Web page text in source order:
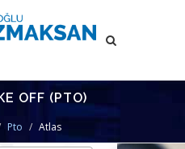
OFF (PTO)
Pto Atlas